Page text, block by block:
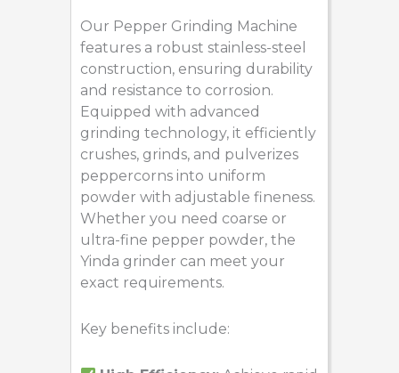
Our Pepper Grinding Machine
features a robust stainless-steel
construction, ensuring durability
and resistance to corrosion.
Equipped with advanced
grinding technology, it efficiently
crushes, grinds, and pulverizes
peppercorns into uniform
powder with adjustable fineness.
Whether you need coarse or
ultra-fine pepper powder, the
Yinda grinder can meet your
exact requirements.
Key benefits include: